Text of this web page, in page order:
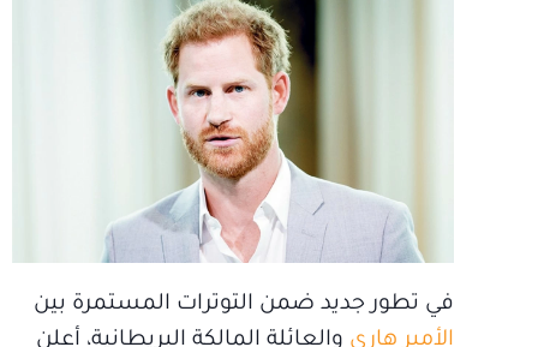
في تطور جديد ضمن التوترات المستمرة بين
الأمير هاري والعائلة المالكة البريطانية، أعلن